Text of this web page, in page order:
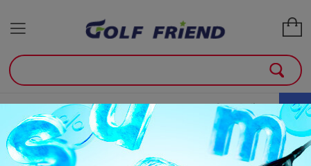
+
골프클럽 골프용품 매장안내 소